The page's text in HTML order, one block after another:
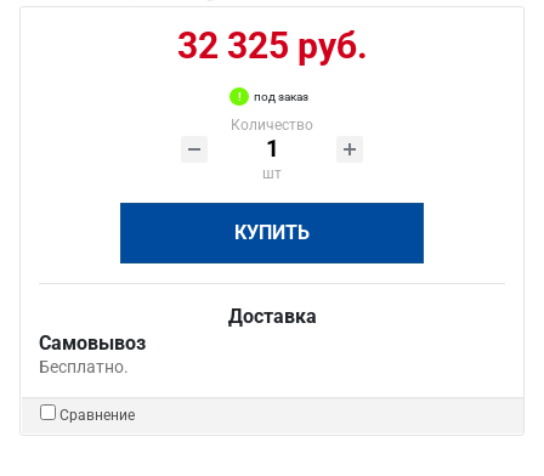
32 325 руб.
под заказ
Количество
шт
КУПИТЬ
Доставка
Самовывоз
Бесплатно.
Сравнение